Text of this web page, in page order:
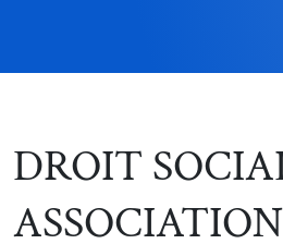
DROIT